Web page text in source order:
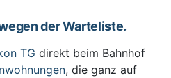
der Warteliste.
TG direkt beim Bahnhof
, die ganz auf